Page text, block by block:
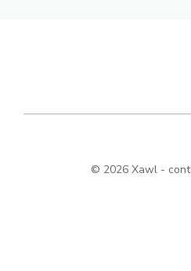
© 2026 Xawl -